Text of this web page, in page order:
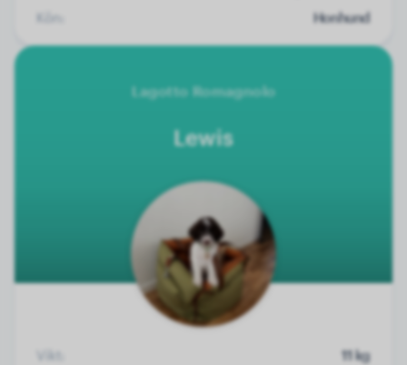
Kön:
Honhund
Lagotto Romagnolo
Lewis
Vikt:
11 kg